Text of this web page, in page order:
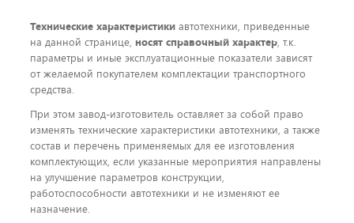
Технические характеристики автотехники, приведенные
на данной странице, носят справочный характер, т.к.
параметры и иные эксплуатационные показатели зависят
от желаемой покупателем комплектации транспортного
средства.
При этом завод-изготовитель оставляет за собой право
изменять технические характеристики автотехники, а также
состав и перечень применяемых для ее изготовления
комплектующих, если указанные мероприятия направлены
на улучшение параметров конструкции,
работоспособности автотехники и не изменяют ее
назначение.